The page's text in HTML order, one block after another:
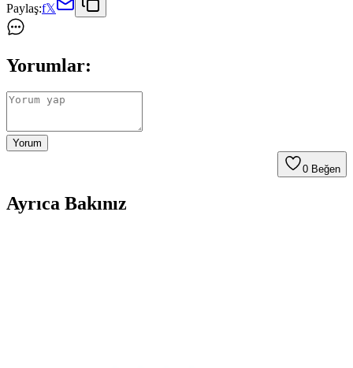
Paylaş:f𝕏
Yorumlar:
Yorum
0 Beğen
Ayrıca Bakınız